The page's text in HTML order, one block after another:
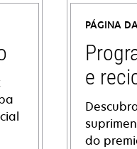
PÁGINA
e
do